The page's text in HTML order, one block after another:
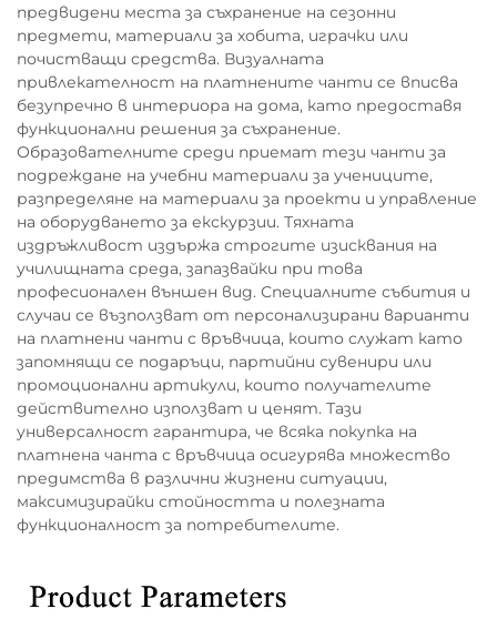
предвидени места за съхранение на сезонни
предмети, материали за хобита, играчки или
почистващи средства. Визуалната
привлекателност на платнените чанти се вписва
безупречно в интериора на дома, като предоставя
функционални решения за съхранение.
Образователните среди приемат тези чанти за
подреждане на учебни материали за учениците,
разпределяне на материали за проекти и управление
на оборудването за екскурзии. Тяхната
издръжливост издържа строгите изисквания на
училищната среда, запазвайки при това
професионален външен вид. Специалните събития и
случаи се възползват от персонализирани варианти
на платнени чанти с връвчица, които служат като
запомнящи се подаръци, партийни сувенири или
промоционални артикули, които получателите
действително използват и ценят. Тази
универсалност гарантира, че всяка покупка на
платнена чанта с връвчица осигурява множество
предимства в различни жизнени ситуации,
максимизирайки стойността и полезната
функционалност за потребителите.